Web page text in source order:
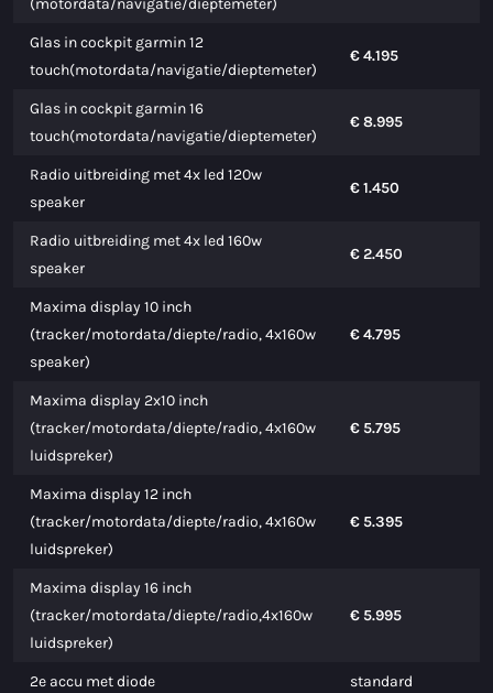
Glas in cockpit garmin 12
touch(motordata/navigatie/dieptemeter)
€ 4.195
Glas in cockpit garmin 16
touch(motordata/navigatie/dieptemeter)
€ 8.995
Radio uitbreiding met 4x led 120w
speaker
€ 1.450
Radio uitbreiding met 4x led 160w
speaker
€ 2.450
Maxima display 10 inch
(tracker/motordata/diepte/radio, 4x160w
speaker)
€ 4.795
Maxima display 2x10 inch
(tracker/motordata/diepte/radio, 4x160w
luidspreker)
€ 5.795
Maxima display 12 inch
(tracker/motordata/diepte/radio, 4x160w
luidspreker)
€ 5.395
Maxima display 16 inch
(tracker/motordata/diepte/radio,4x160w
luidspreker)
€ 5.995
2e accu met diode standard